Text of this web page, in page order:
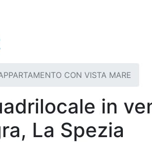
CON VISTA MARE
in
La Spezia